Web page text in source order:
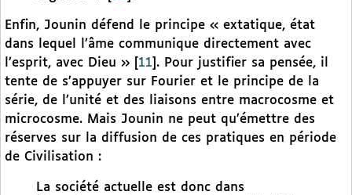
Enfin, Jounin défend le principe « extatique, état
dans lequel l’âme communique directement avec
l’esprit, avec Dieu »
11 . Pour justifier sa pensée, il
tente de s’appuyer sur Fourier et le principe de la
série, de l’unité et des liaisons entre macrocosme et
microcosme. Mais Jounin ne peut qu’émettre des
réserves sur la diffusion de ces pratiques en période
de Civilisation :
La société actuelle est donc dans